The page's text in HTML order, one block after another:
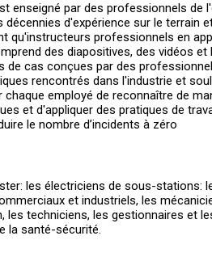
enseigné par des professionnels de
décennies d'expérience sur le terrain
qu'instructeurs professionnels en
des diapositives, des vidéos et
de cas conçues par des
rencontrés dans l'industrie et
employé de reconnaître de
et d'appliquer des pratiques de
le nombre d’incidents à zéro
les électriciens de sous-stations:
et industriels, les
les techniciens, les gestionnaires et
la santé-sécurité.